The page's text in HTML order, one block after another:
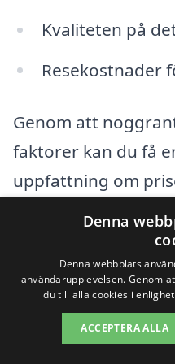
Kvaliteten på
Resekostnader
Genom att
faktorer kan du få
uppfattning om
Tystberga. Tänk
få
recensioner om de
så att du kan hitta
professionell i ditt
Denna
Denna webbplats
användarupplevelsen. Genom
du till alla cookies i
ACCEPTERA ALLA